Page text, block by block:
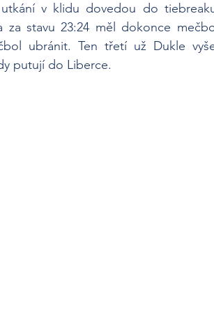
v klidu dovedou do
za stavu 23:24 měl dokonce
ubránit. Ten třetí už Dukle
putují do Liberce.